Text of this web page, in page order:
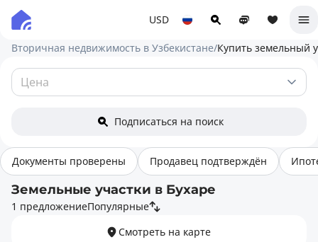
USD
Вторичная недвижимость в Узбекистане/Купить земельный
Подписаться на поиск
Документы проверены Продавец подтверждён
Земельные участки в Бухаре
1 предложениеПопулярные
Смотреть на карте